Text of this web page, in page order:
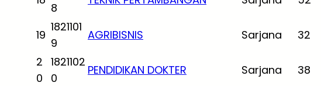
8
19
1821101
9
AGRIBISNIS Sarjana 32
2
0
1821102
0
PENDIDIKAN DOKTER Sarjana 38